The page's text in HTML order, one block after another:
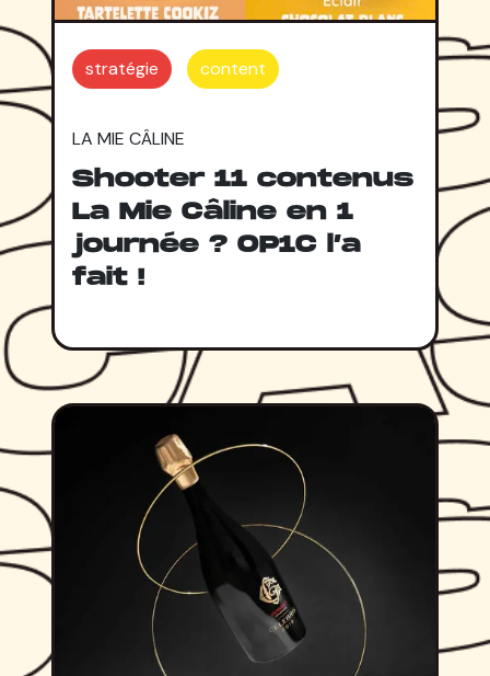
stratégie content
LA MIE CÂLINE
Shooter 11 contenus
La Mie Câline en 1
journée ? OP1C l’a
fait !